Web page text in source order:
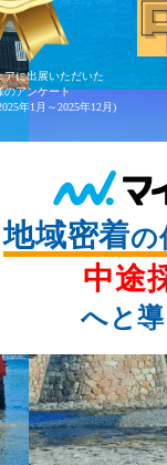
に出展いただいた
のアンケート
年1月～2025年12月)
地域密着の
中途
へと導
式会社